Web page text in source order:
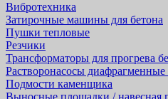
Вибротехника
Затирочные машины для бетона
Пушки тепловые
Резчики
Трансформаторы для прогрева
Растворонасосы
Подмости каменщика
Выносные площадки / навесная